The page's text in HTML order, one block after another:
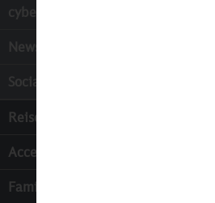
cyber-Wear Heidelberg GmbH
Newsletter
Socialmedia
Reisen
Accessoires
Familie & Kinder